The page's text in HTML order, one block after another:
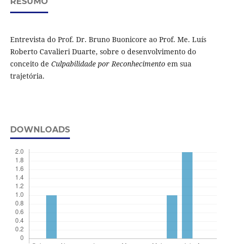
Entrevista do Prof. Dr. Bruno Buonicore ao Prof. Me. Luís
Roberto Cavalieri Duarte, sobre o desenvolvimento do
conceito de Culpabilidade por Reconhecimentoem sua
trajetória.
DOWNLOADS